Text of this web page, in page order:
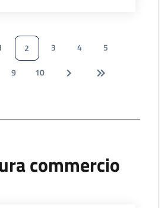
2 3 4
5
9 10
commercio